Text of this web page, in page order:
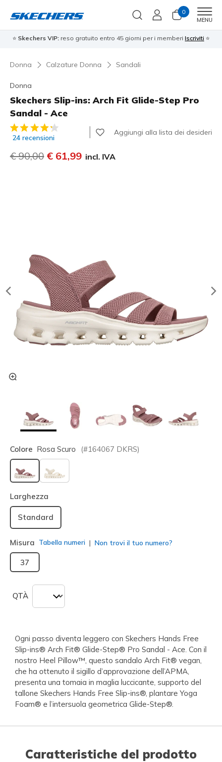
0
MENU
⭐ Skechers VIP: reso gratuito entro 45 giorni per i memberi Iscriviti ⭐
Donna Calzature Donna Sandali
Donna
Skechers Slip-ins: Arch Fit Glide-Step Pro
Sandal - Ace
Valutazione cliente 5 su 5
24 recensioni
Aggiungi alla lista dei desideri
Prezzo ridotto da
€ 90,00 per
€ 61,99 incl. IVA
Colore Rosa Scuro (#164067 DKRS)
selezionato
Larghezza
Standard
Misura Tabella numeri Non trovi il tuo numero?
37
QTÀ
Ogni passo diventa leggero con Skechers Hands Free
Slip-ins® Arch Fit® Glide-Step® Pro Sandal - Ace. Con il
nostro Heel Pillow™, questo sandalo Arch Fit® vegan,
che ha ottenuto il sigillo d’approvazione dell’APMA,
presenta una tomaia in maglia luccicante, supporto del
tallone Skechers Hands Free Slip-ins®, plantare Yoga
Foam® e l’intersuola geometrica Glide-Step®.
Caratteristiche del prodotto